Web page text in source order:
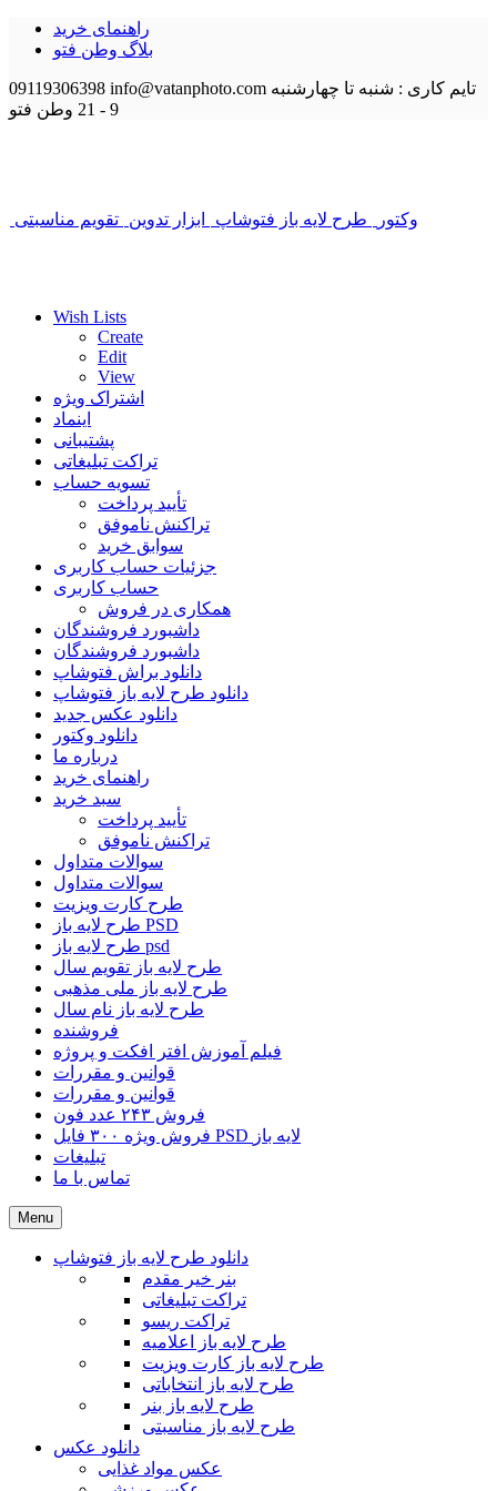
راهنمای خرید
بلاگ وطن فتو
09119306398 info@vatanphoto.com تایم کاری : شنبه تا چهارشنبه
9 - 21
وطن فتو
وکتور طرح لایه باز فتوشاپ ابزار تدوین تقویم مناسبتی
Wish Lists
Create
Edit
View
اشتراک ویژه
اینماد
پشتیبانی
تراکت تبلیغاتی
تسویه حساب
تأیید پرداخت
تراکنش ناموفق
سوابق خرید
جزئیات حساب کاربری
حساب کاربری
همکاری در فروش
داشبورد فروشندگان
داشبورد فروشندگان
دانلود براش فتوشاپ
دانلود طرح لایه باز فتوشاپ
دانلود عکس جدید
دانلود وکتور
درباره ما
راهنمای خرید
سبد خرید
تأیید پرداخت
تراکنش ناموفق
سوالات متداول
سوالات متداول
طرح کارت ویزیت
طرح لایه باز PSD
طرح لایه باز psd
طرح لایه باز تقویم سال
طرح لایه باز ملی مذهبی
طرح لایه باز نام سال
فروشنده
فیلم آموزش افتر افکت و پروژه
قوانین و مقررات
قوانین و مقررات
فروش ۲۴۳ عدد فون
فروش ویژه ۳۰۰ فایل PSD لایه باز
تبلیغات
تماس با ما
Menu
دانلود طرح لایه باز فتوشاپ
بنر خیر مقدم
تراکت تبلیغاتی
تراکت ریسو
طرح لایه باز اعلامیه
طرح لایه باز کارت ویزیت
طرح لایه باز انتخاباتی
طرح لایه باز بنر
طرح لایه باز مناسبتی
دانلود عکس
عکس مواد غذایی